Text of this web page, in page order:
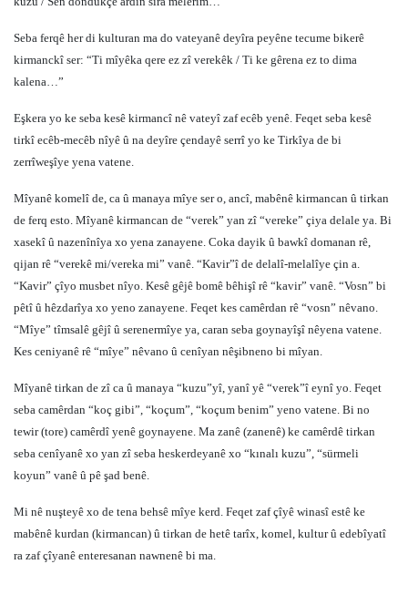
Seba ferqê her di kulturan ma do vateyanê deyîra peyêne tecume bikerê
kirmanckî ser: “Ti mîyêka qere ez zî verekêk / Ti ke gêrena ez to dima
kalena…”
Eşkera yo ke seba kesê kirmancî nê vateyî zaf ecêb yenê. Feqet seba kesê
tirkî ecêb-mecêb nîyê û na deyîre çendayê serrî yo ke Tirkîya de bi
zerrîweşîye yena vatene.
Mîyanê komelî de, ca û manaya mîye ser o, ancî, mabênê kirmancan û tirkan
de ferq esto. Mîyanê kirmancan de “verek” yan zî “vereke” çiya delale ya. Bi
xasekî û nazenînîya xo yena zanayene. Coka dayik û bawkî domanan rê,
qijan rê “verekê mi/vereka mi” vanê. “Kavir”î de delalî-melalîye çin a.
“Kavir” çîyo musbet nîyo. Kesê gêjê bomê bêhişî rê “kavir” vanê. “Vosn” bi
pêtî û hêzdarîya xo yeno zanayene. Feqet kes camêrdan rê “vosn” nêvano.
“Mîye” tîmsalê gêjî û serenermîye ya, caran seba goynayîşî nêyena vatene.
Kes ceniyanê rê “mîye” nêvano û cenîyan nêşibneno bi mîyan.
Mîyanê tirkan de zî ca û manaya “kuzu”yî, yanî yê “verek”î eynî yo. Feqet
seba camêrdan “koç gibi”, “koçum”, “koçum benim” yeno vatene. Bi no
tewir (tore) camêrdî yenê goynayene. Ma zanê (zanenê) ke camêrdê tirkan
seba cenîyanê xo yan zî seba heskerdeyanê xo “kınalı kuzu”, “sürmeli
koyun” vanê û pê şad benê.
Mi nê nuşteyê xo de tena behsê mîye kerd. Feqet zaf çîyê winasî estê ke
mabênê kurdan (kirmancan) û tirkan de hetê tarîx, komel, kultur û edebîyatî
ra zaf çîyanê enteresanan nawnenê bi ma.